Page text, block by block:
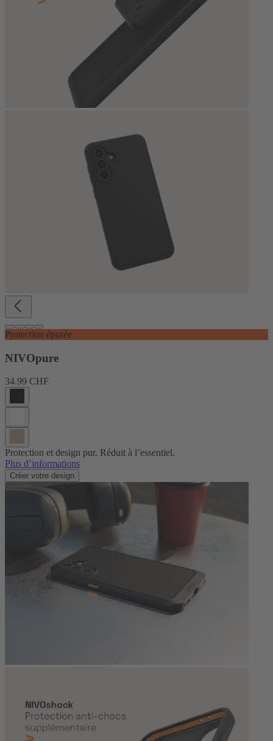
Protection épurée
NIVOpure
34.99 CHF
Protection et design pur. Réduit à l’essentiel.
Plus d’informations
Créer votre design